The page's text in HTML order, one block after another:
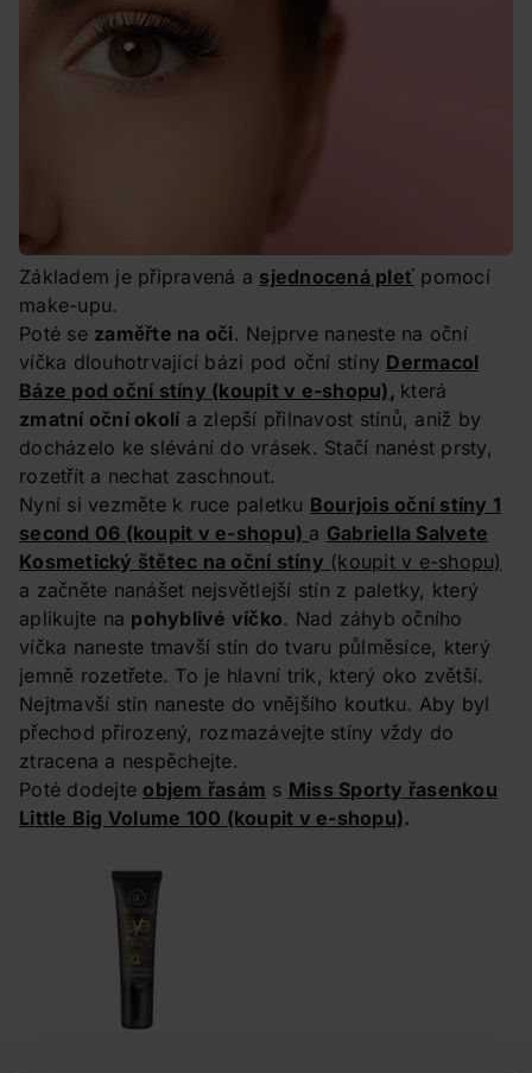
Základem je připravená a sjednocená pleť pomocí
make-upu.
Poté se zaměřte na oči. Nejprve naneste na oční
víčka dlouhotrvající bázi pod oční stíny Dermacol
Báze pod oční stíny (koupit v e-shopu), která
zmatní oční okolí a zlepší přilnavost stínů, aniž by
docházelo ke slévání do vrásek. Stačí nanést prsty,
rozetřít a nechat zaschnout.
Nyní si vezměte k ruce paletku Bourjois oční stíny 1
second 06 (koupit v e-shopu) a Gabriella Salvete
Kosmetický štětec na oční stíny (koupit v e-shopu)
a začněte nanášet nejsvětlejší stín z paletky, který
aplikujte na pohyblivé víčko. Nad záhyb očního
víčka naneste tmavší stín do tvaru půlměsíce, který
jemně rozetřete. To je hlavní trik, který oko zvětší.
Nejtmavší stín naneste do vnějšího koutku. Aby byl
přechod přirozený, rozmazávejte stíny vždy do
ztracena a nespěchejte.
Poté dodejte objem řasám s Miss Sporty řasenkou
Little Big Volume 100 (koupit v e-shopu).